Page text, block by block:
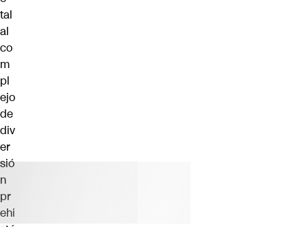
tal
al
co
m
pl
ejo
de
div
er
sió
n
pr
ehi